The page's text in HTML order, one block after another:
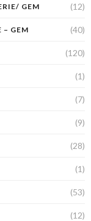
GEM (12)
– GEM (40)
(120)
(1)
(7)
(9)
(28)
(1)
(53)
(12)